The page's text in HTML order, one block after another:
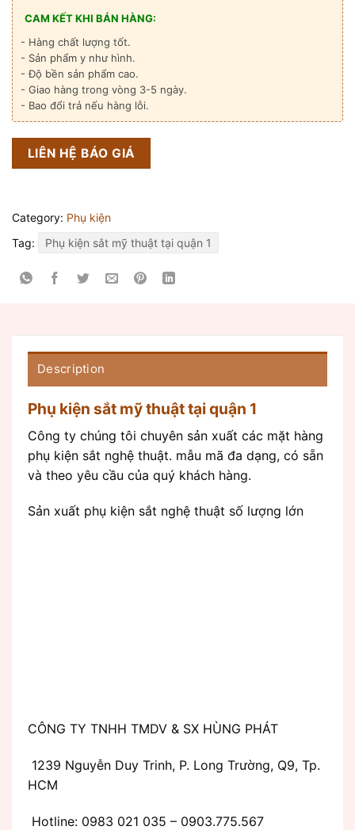
CAM KẾT KHI BÁN HÀNG:
- Hàng chất lượng tốt.
- Sản phẩm y như hình.
- Độ bền sản phẩm cao.
- Giao hàng trong vòng 3-5 ngày.
- Bao đổi trả nếu hàng lỗi.
LIÊN HỆ BÁO GIÁ
Category: Phụ kiện
Tag:
Phụ kiện sắt mỹ thuật tại quận 1
Description
Phụ kiện sắt mỹ thuật tại quận 1
Công ty chúng tôi chuyên sản xuất các mặt hàng
phụ kiện sắt nghệ thuật. mẫu mã đa dạng, có sẵn
và theo yêu cầu của quý khách hàng.
Sản xuất phụ kiện sắt nghệ thuật số lượng lớn
CÔNG TY TNHH TMDV & SX HÙNG PHÁT
1239 Nguyễn Duy Trinh, P. Long Trường, Q9, Tp.
HCM
Hotline: 0983 021 035 – 0903.775.567